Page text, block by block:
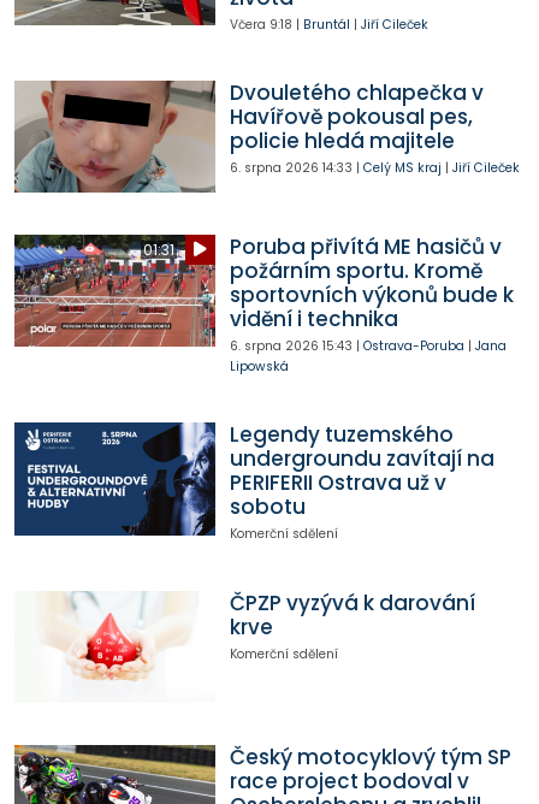
Včera 9:18 | Bruntál | Jiří Cileček
Dvouletého chlapečka v
Havířově pokousal pes,
policie hledá majitele
6. srpna 2026 14:33 | Celý MS kraj | Jiří Cileček
01:31
Poruba přivítá ME hasičů v
požárním sportu. Kromě
sportovních výkonů bude k
vidění i technika
6. srpna 2026 15:43 | Ostrava-Poruba | Jana
Lipowská
Legendy tuzemského
undergroundu zavítají na
PERIFERII Ostrava už v
sobotu
Komerční sdělení
ČPZP vyzývá k darování
krve
Komerční sdělení
Český motocyklový tým SP
race project bodoval v